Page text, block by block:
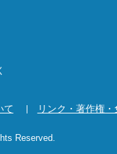
て リンク・著作権
Reserved.